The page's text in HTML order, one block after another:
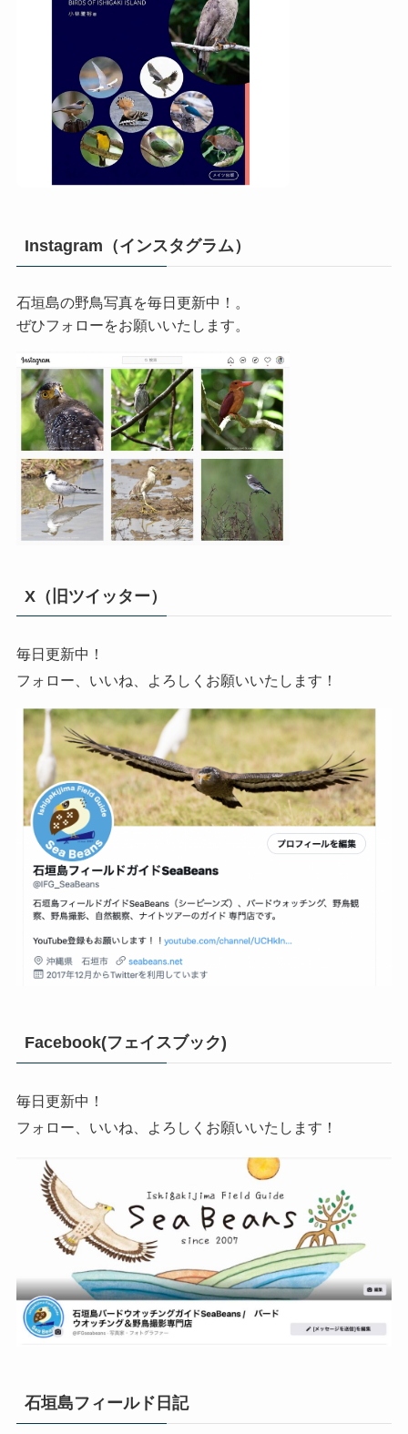
Instagram（インスタグラム）
石垣島の野鳥写真を毎日更新中！。
ぜひフォローをお願いいたします。
X（旧ツイッター）
毎日更新中！
フォロー、いいね、よろしくお願いいたします！
Facebook(フェイスブック)
毎日更新中！
フォロー、いいね、よろしくお願いいたします！
石垣島フィールド日記